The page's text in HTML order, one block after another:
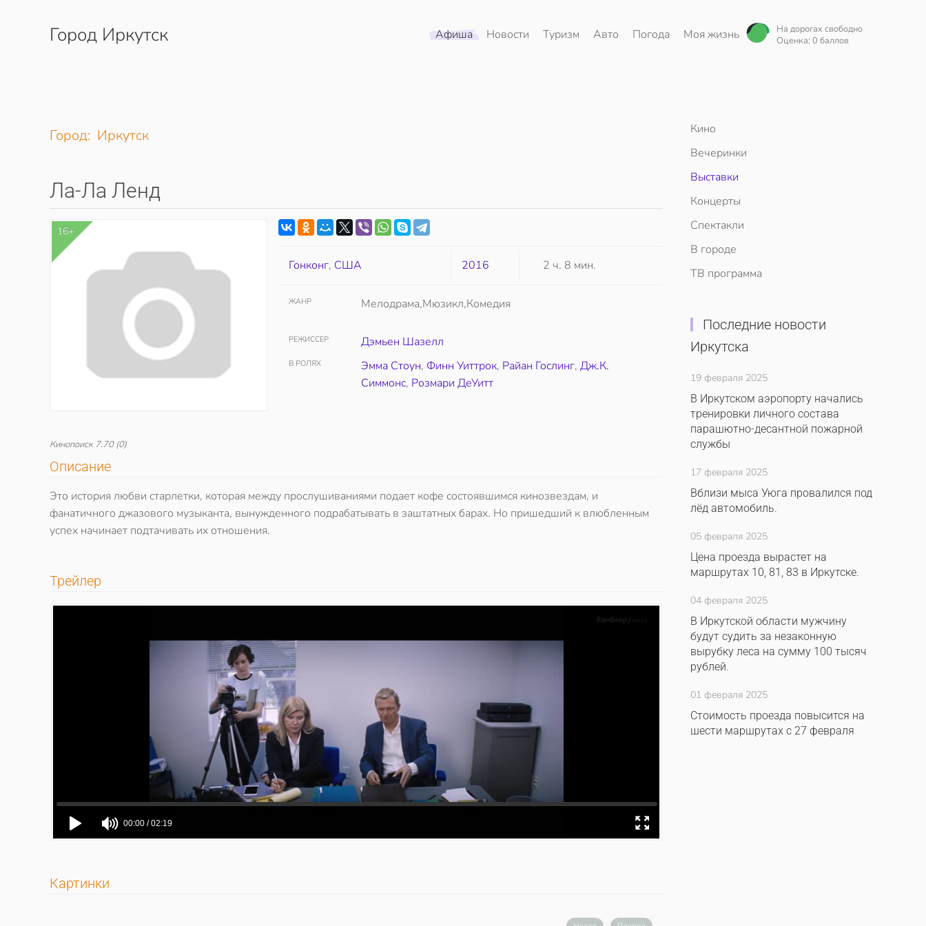
Перейти к содержимому
Город Иркутск Афиша Новости Туризм Авто Погода Моя жизнь
На дорогах свободно
Оценка: 0 баллов
Город: Иркутск
Ла-Ла Ленд
16+
Кинопоиск 7.70(0)
Гонконг, США 2016 2 ч. 8 мин.
ЖАНР Мелодрама,Мюзикл,Комедия
РЕЖИССЕР Дэмьен Шазелл
В РОЛЯХ Эмма Стоун, Финн Уиттрок, Райан Гослинг,Дж.К.
Симмонс, Розмари ДеУитт
Описание
Это история любви старлетки, которая между прослушиваниями подает кофе состоявшимся кинозвездам, и
фанатичного джазового музыканта, вынужденного подрабатывать в заштатных барах. Но пришедший к влюбленным
успех начинает подтачивать их отношения.
Трейлер
Картинки
Кино
Вечеринки
Выставки
Концерты
Спектакли
В городе
ТВ программа
Последние новости
Иркутска
19 февраля 2025
В Иркутском аэропорту начались
тренировки личного состава
парашютно-десантной пожарной
службы
17 февраля 2025
Вблизи мыса Уюга провалился под
лёд автомобиль.
05 февраля 2025
Цена проезда вырастет на
маршрутах 10, 81, 83 в Иркутске.
04 февраля 2025
В Иркутской области мужчину
будут судить за незаконную
вырубку леса на сумму 100 тысяч
рублей.
01 февраля 2025
Стоимость проезда повысится на
шести маршрутах с 27 февраля